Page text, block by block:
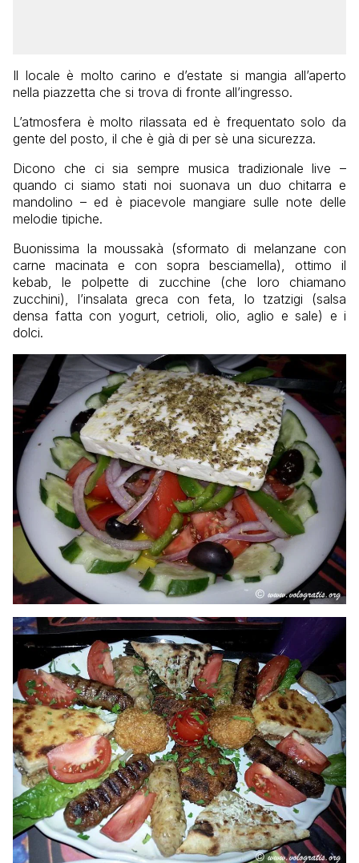
Il locale è molto carino e d’estate si mangia all’aperto
nella piazzetta che si trova di fronte all’ingresso.
L’atmosfera è molto rilassata ed è frequentato solo da
gente del posto, il che è già di per sè una sicurezza.
Dicono che ci sia sempre musica tradizionale live –
quando ci siamo stati noi suonava un duo chitarra e
mandolino – ed è piacevole mangiare sulle note delle
melodie tipiche.
Buonissima la moussakà (sformato di melanzane con
carne macinata e con sopra besciamella), ottimo il
kebab, le polpette di zucchine (che loro chiamano
zucchini), l’insalata greca con feta, lo tzatzigi (salsa
densa fatta con yogurt, cetrioli, olio, aglio e sale) e i
dolci.